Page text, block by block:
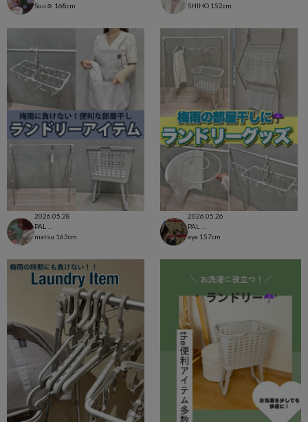
Suu☺︎ 168cm
SHIHO 152cm
2026.05.28
matsu 163cm
2026.05.26
aya 157cm